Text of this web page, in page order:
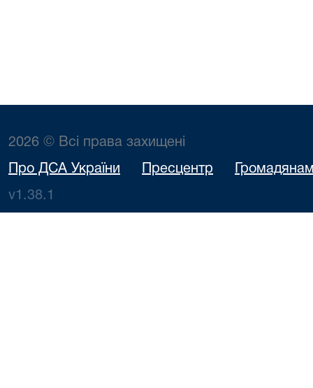
2026 © Всі права захищені
Про ДСА України Пресцентр
v1.38.1